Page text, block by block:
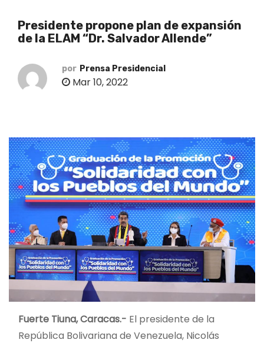
Presidente propone plan de expansión
de la ELAM “Dr. Salvador Allende”
por Prensa Presidencial
Mar 10, 2022
Fuerte Tiuna, Caracas.- El presidente de la
República Bolivariana de Venezuela, Nicolás